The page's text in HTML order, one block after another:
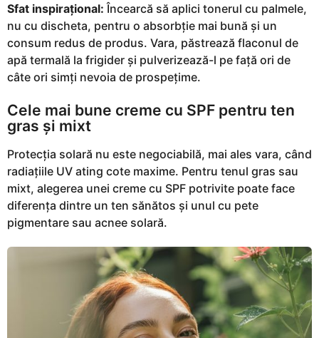
Sfat inspirațional: Încearcă să aplici tonerul cu palmele,
nu cu discheta, pentru o absorbție mai bună și un
consum redus de produs. Vara, păstrează flaconul de
apă termală la frigider și pulverizează-l pe față ori de
câte ori simți nevoia de prospețime.
Cele mai bune creme cu SPF pentru ten
gras și mixt
Protecția solară nu este negociabilă, mai ales vara, când
radiațiile UV ating cote maxime. Pentru tenul gras sau
mixt, alegerea unei creme cu SPF potrivite poate face
diferența dintre un ten sănătos și unul cu pete
pigmentare sau acnee solară.